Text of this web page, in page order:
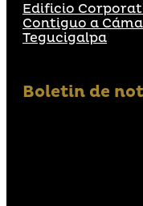
Edificio
Contiguo a
Tegucigalpa
Boletin de